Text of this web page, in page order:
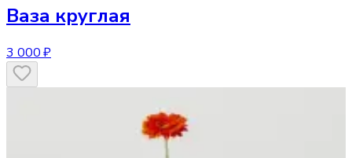
Ваза круглая
3 000 ₽